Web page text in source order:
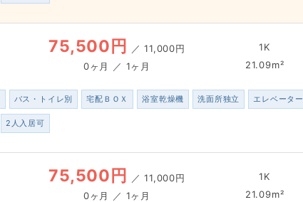
75,500円 ／11,000円
0ヶ月 ／ 1ヶ月
1K
21.09m²
バス・トイレ別 宅配ＢＯＸ 浴室乾燥機 洗面所独立 エレベーター
2人入居可
75,500円 ／11,000円
0ヶ月 ／ 1ヶ月
1K
21.09m²